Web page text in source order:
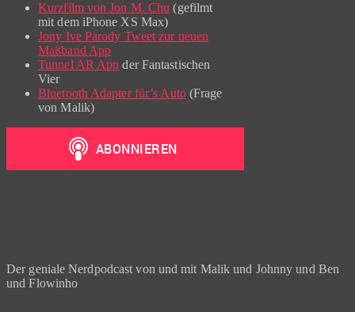
Kurzfilm von Jon M. Chu (gefilmt
mit dem iPhone XS Max)
Jony Ive Parody Tweet zur neuen
Maßband App
Tunnel AR App der Fantastischen
Vier
Bluetooth Adapter für’s Auto(Frage
von Malik)
Der geniale Nerdpodcast von und mit Malik und Johnny und Ben
und Flowinho